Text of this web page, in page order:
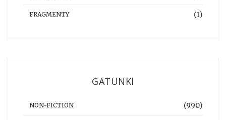
FRAGMENTY (1)
GATUNKI
NON-FICTION (990)